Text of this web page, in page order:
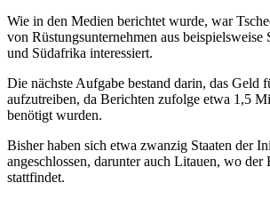
Wie in den Medien berichtet wurde, war
von Rüstungsunternehmen aus beispielsweise
und Südafrika interessiert.
Die nächste Aufgabe bestand darin, das Geld
aufzutreiben, da Berichten zufolge etwa 1,5
benötigt wurden.
Bisher haben sich etwa zwanzig Staaten der
angeschlossen, darunter auch Litauen, wo
stattfindet.